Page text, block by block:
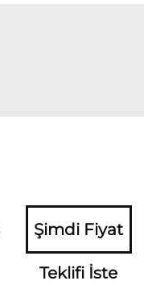
Şimdi Fiyat
Teklifi İste